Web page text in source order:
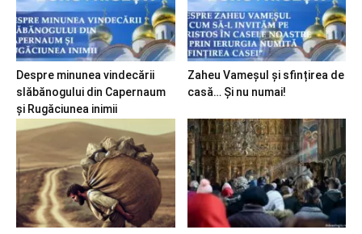
Despre minunea vindecării
slăbănogului din Capernaum
și Rugăciunea inimii
Zaheu Vameșul și sfințirea de
casă… Și nu numai!